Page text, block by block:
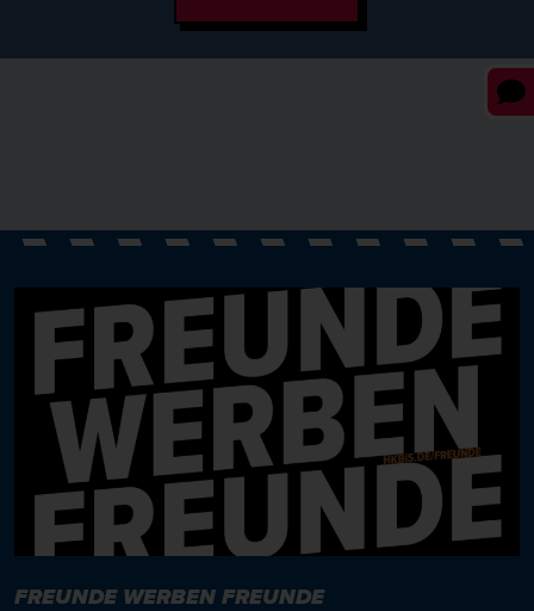
FREUNDE WERBEN FREUNDE